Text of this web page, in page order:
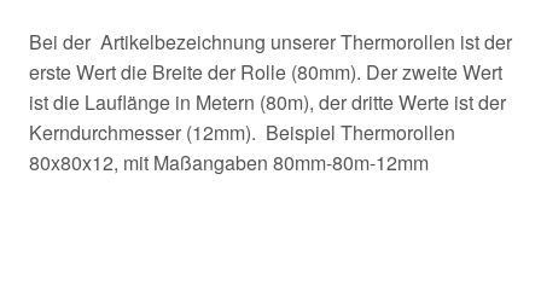
Bei der Artikelbezeichnung unserer Thermorollen ist der
erste Wert die Breite der Rolle (80mm). Der zweite Wert
ist die Lauflänge in Metern (80m), der dritte Werte ist der
Kerndurchmesser (12mm). Beispiel Thermorollen
80x80x12, mit Maßangaben 80mm-80m-12mm